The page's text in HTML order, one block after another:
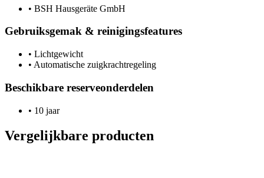
• BSH Hausgeräte GmbH
Gebruiksgemak & reinigingsfeatures
• Lichtgewicht
• Automatische zuigkrachtregeling
Beschikbare reserveonderdelen
• 10 jaar
Vergelijkbare producten